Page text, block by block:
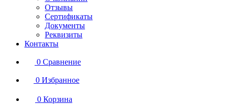
Отзывы
Сертификаты
Документы
Реквизиты
Контакты
0 Сравнение
0 Избранное
0 Корзина